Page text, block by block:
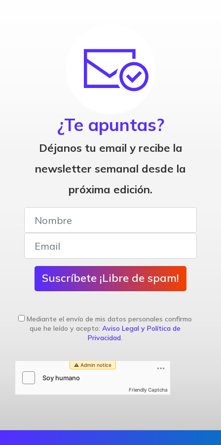
¿Te apuntas?
Déjanos tu email y recibe la
newsletter semanal desde la
próxima edición.
Suscríbete ¡Libre de spam!
Mediante el envío de mis datos personales confirmo
que he leído y acepto: Aviso Legal y Política de
Privacidad.
Friendly Captcha